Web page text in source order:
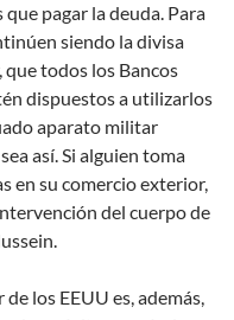
pagar la deuda. Para
siendo la divisa
todos los Bancos
dispuestos a utilizarlos
aparato militar
así. Si alguien toma
en su comercio exterior,
del cuerpo de
los EEUU es, además,